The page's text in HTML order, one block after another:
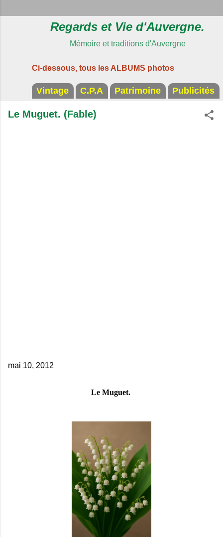
Regards et Vie d'Auvergne.
Mémoire et traditions d'Auvergne
Ci-dessous, tous les ALBUMS photos
Vintage C.P.A Patrimoine Publicités
Le Muguet. (Fable)
mai 10, 2012
Le Muguet.